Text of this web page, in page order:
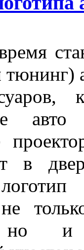
тюнинг)
в
но и